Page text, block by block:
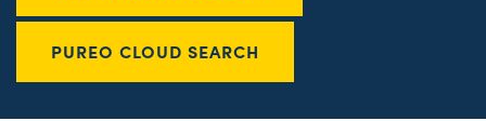
PUREO CLOUD SEARCH